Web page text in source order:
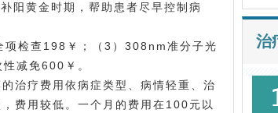
阳黄金时期，帮助患者尽早控制病
检查198￥；（3）308nm准分子光
减免600￥。
治疗费用依病症类型、病情轻重、治
费用较低。一个月的费用在100元以
治